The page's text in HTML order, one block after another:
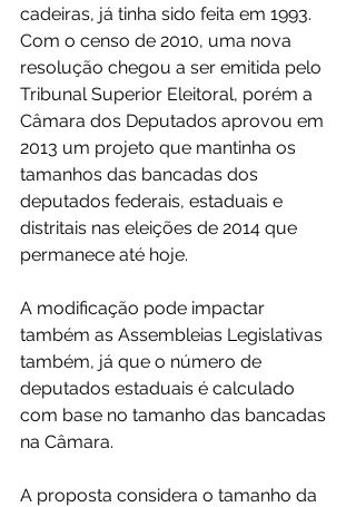
cadeiras, já tinha sido feita em 1993.
Com o censo de 2010, uma nova
resolução chegou a ser emitida pelo
Tribunal Superior Eleitoral, porém a
Câmara dos Deputados aprovou em
2013 um projeto que mantinha os
tamanhos das bancadas dos
deputados federais, estaduais e
distritais nas eleições de 2014 que
permanece até hoje.
A modificação pode impactar
também as Assembleias Legislativas
também, já que o número de
deputados estaduais é calculado
com base no tamanho das bancadas
na Câmara.
A proposta considera o tamanho da